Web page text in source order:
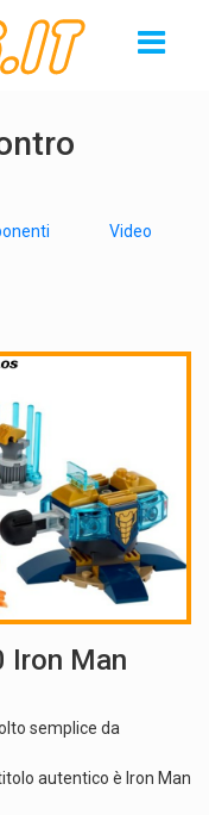
Video
Iron Man
semplice da
autentico è Iron Man